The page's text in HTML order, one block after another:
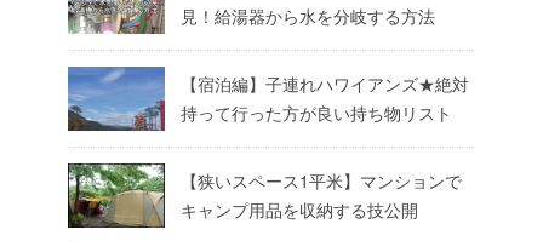
見！給湯器から水を分岐する方法
【宿泊編】子連れハワイアンズ★絶対
持って行った方が良い持ち物リスト
【狭いスペース1平米】マンションで
キャンプ用品を収納する技公開